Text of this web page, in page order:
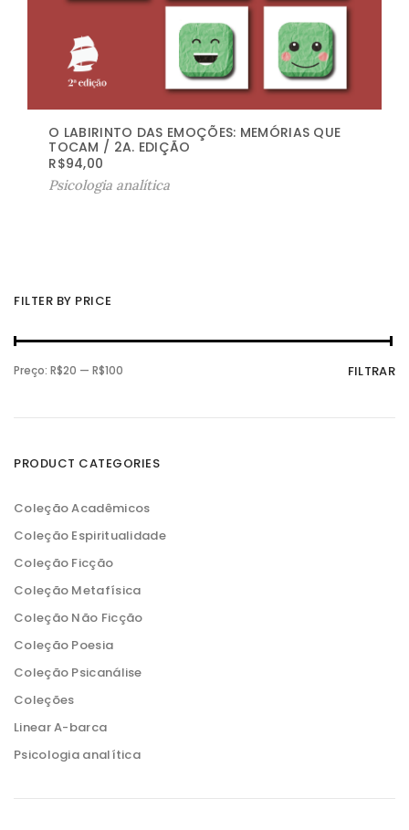
O LABIRINTO DAS EMOÇÕES: MEMÓRIAS QUE
TOCAM / 2A. EDIÇÃO
R$94,00
Psicologia analítica
FILTER BY PRICE
P
r
o
n
i
P
r
o
x
i
FILTRAR
Preço: R$20 — R$100
PRODUCT CATEGORIES
Coleção Acadêmicos
Coleção Espiritualidade
Coleção Ficção
Coleção Metafísica
Coleção Não Ficção
Coleção Poesia
Coleção Psicanálise
Coleções
Linear A-barca
Psicologia analítica